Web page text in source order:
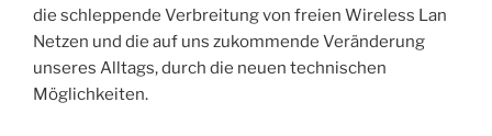
die schleppende Verbreitung von freien Wireless Lan
Netzen und die auf uns zukommende Veränderung
unseres Alltags, durch die neuen technischen
Möglichkeiten.